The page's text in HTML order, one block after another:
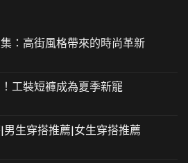
：高街風格帶來的時尚革新
工裝短褲成為夏季新寵
男生穿搭推薦|女生穿搭推薦